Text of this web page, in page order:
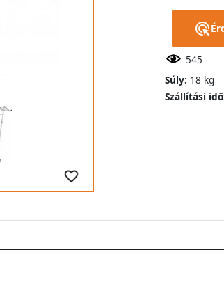
545
Súly: 18 kg
Szállítási